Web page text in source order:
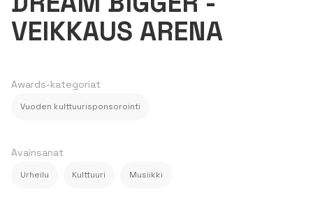
VEIKKAUS ARENA
Awards-kategoriat
Vuoden kulttuurisponsorointi
Avainsanat
Urheilu Kulttuuri Musiikki